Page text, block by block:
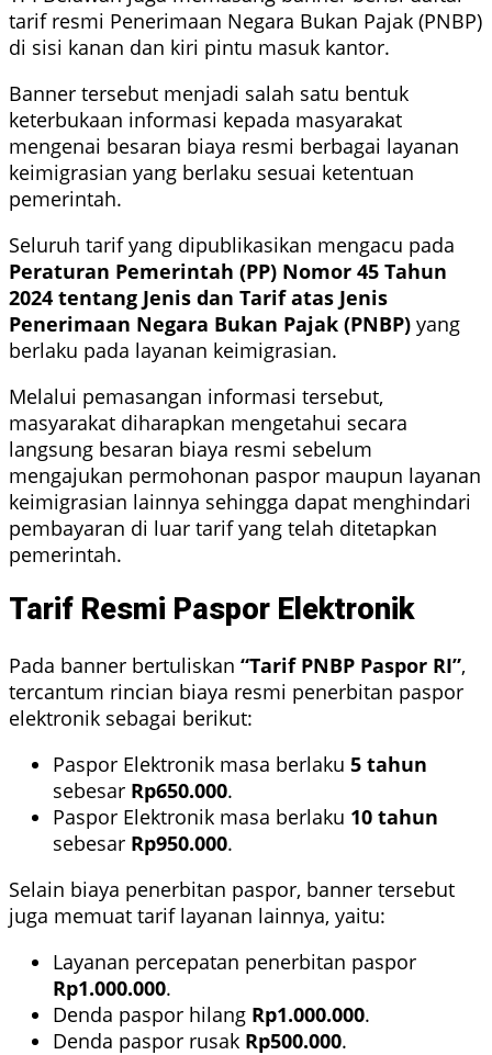
tarif resmi Penerimaan Negara Bukan Pajak (PNBP)
di sisi kanan dan kiri pintu masuk kantor.
Banner tersebut menjadi salah satu bentuk
keterbukaan informasi kepada masyarakat
mengenai besaran biaya resmi berbagai layanan
keimigrasian yang berlaku sesuai ketentuan
pemerintah.
Seluruh tarif yang dipublikasikan mengacu pada
Peraturan Pemerintah (PP) Nomor 45 Tahun
2024 tentang Jenis dan Tarif atas Jenis
Penerimaan Negara Bukan Pajak (PNBP) yang
berlaku pada layanan keimigrasian.
Melalui pemasangan informasi tersebut,
masyarakat diharapkan mengetahui secara
langsung besaran biaya resmi sebelum
mengajukan permohonan paspor maupun layanan
keimigrasian lainnya sehingga dapat menghindari
pembayaran di luar tarif yang telah ditetapkan
pemerintah.
Tarif Resmi Paspor Elektronik
Pada banner bertuliskan “Tarif PNBP Paspor RI”,
tercantum rincian biaya resmi penerbitan paspor
elektronik sebagai berikut:
Paspor Elektronik masa berlaku 5 tahun
sebesar Rp650.000.
Paspor Elektronik masa berlaku 10 tahun
sebesar Rp950.000.
Selain biaya penerbitan paspor, banner tersebut
juga memuat tarif layanan lainnya, yaitu:
Layanan percepatan penerbitan paspor
Rp1.000.000.
Denda paspor hilang Rp1.000.000.
Denda paspor rusak Rp500.000.